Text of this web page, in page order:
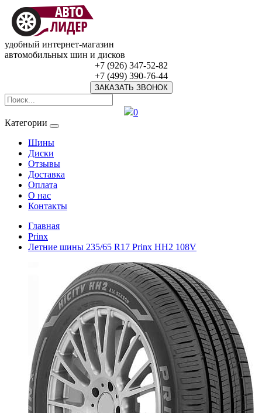
удобный интернет-магазин
автомобильных шин и дисков
+7 (926) 347-52-82
+7 (499) 390-76-44
ЗАКАЗАТЬ ЗВОНОК
0
Категории
Шины
Диски
Отзывы
Доставка
Оплата
О нас
Контакты
Главная
Prinx
Летние шины 235/65 R17 Prinx HH2 108V